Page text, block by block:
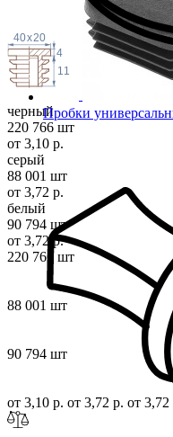
Пробки
4
11
20
x
40
черный
220 766 шт
от 3,10 р.
серый
88 001 шт
от 3,72 р.
белый
90 794 шт
от 3,72 р.
220 766 шт
88 001 шт
90 794 шт
от 3,10 р. от 3,72 р. от 3,72